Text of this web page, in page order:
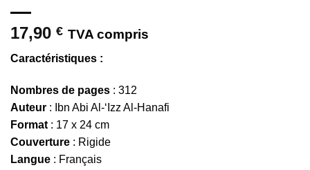
17,90 € TVA compris
Caractéristiques :
Nombres de pages : 312
Auteur : Ibn Abi Al-‘Izz Al-Hanafi
Format : 17 x 24 cm
Couverture : Rigide
Langue : Français